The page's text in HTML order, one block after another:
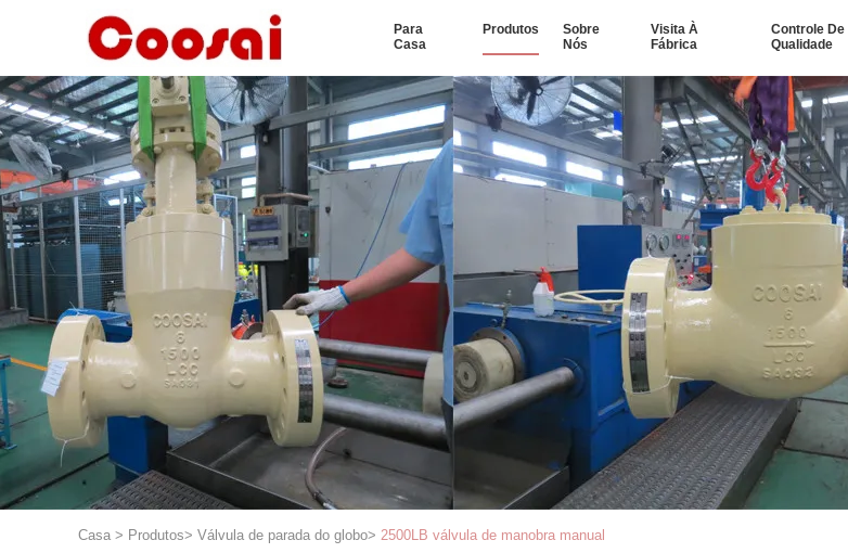
Para
Casa
Produtos
Sobre
Nós
Visita À
Fábrica
Controle De
Qualidade
Casa > Produtos> Válvula de parada do globo> 2500LB válvula de manobra manual